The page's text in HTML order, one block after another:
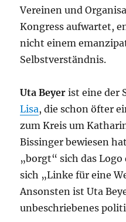
Vereinen und
Kongress aufwartet,
nicht einem
Selbstverständnis.
Uta Beyer ist eine der
Lisa, die schon öfter
zum Kreis um
Bissinger bewiesen
„borgt“ sich das
sich „Linke für eine
Ansonsten ist Uta
unbeschriebenes